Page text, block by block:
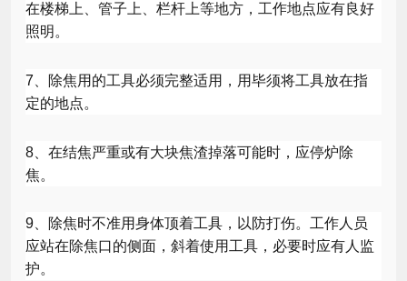
在楼梯上、管子上、栏杆上等地方，工作地点应有良好
照明。
7 、除焦用的工具必须完整适用，用毕须将工具放在指
定的地点。
8 、在结焦严重或有大块焦渣掉落可能时，应停炉除
焦。
9、除焦时不准用身体顶着工具，以防打伤。工作人员
应站在除焦口的侧面，斜着使用工具，必要时应有人监
护。